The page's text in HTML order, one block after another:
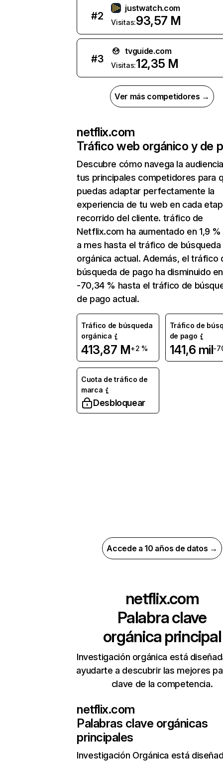
#2
justwatch.com
Visitas:93,57 M
#3
tvguide.com
Visitas:12,35 M
Ver más competidores →
netflix.com
Tráfico web orgánico y de
Descubre cómo navega la
tus principales competidores para
puedas adaptar perfectamente la
experiencia de tu web en cada
recorrido del cliente. tráfico de
Netflix.com ha aumentado en 1,9
a mes hasta el tráfico de búsqueda
orgánica actual. Además, el tráfico
búsqueda de pago ha disminuido en
-70,34 % hasta el tráfico de
de pago actual.
Tráfico de búsqueda
orgánica
413,87 M+2 %
Tráfico de
de pago
141,6 mil-
Cuota de tráfico de
marca
Desbloquear
Accede a 10 años de datos →
netflix.com
Palabra clave
orgánica principal
Investigación orgánica está
ayudarte a descubrir las mejores
clave de la competencia.
netflix.com
Palabras clave orgánicas
principales
Investigación Orgánica está